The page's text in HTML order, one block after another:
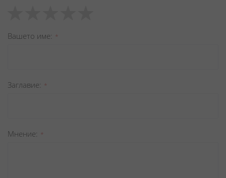
star
stars
stars
stars
stars
Вашето име
Заглавиe
Мнение